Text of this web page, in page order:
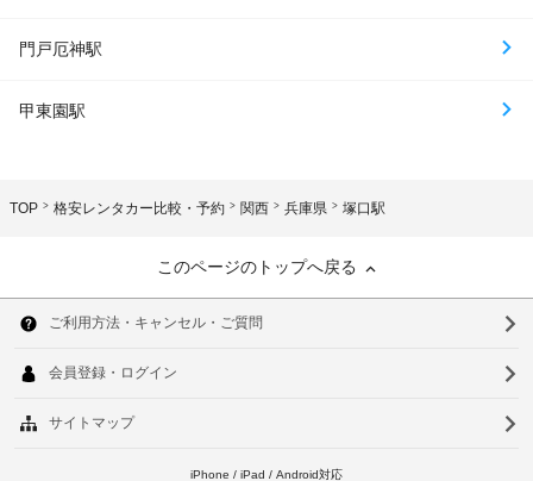
門戸厄神駅
甲東園駅
TOP 格安レンタカー比較・予約 関西 兵庫県 塚口駅
このページのトップへ戻る